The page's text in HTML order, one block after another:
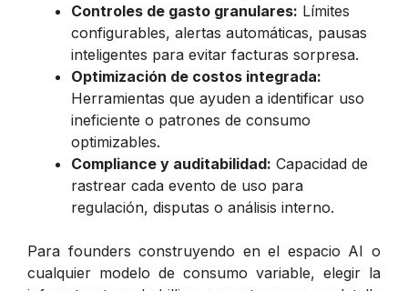
Controles de gasto granulares: Límites
configurables, alertas automáticas, pausas
inteligentes para evitar facturas sorpresa.
Optimización de costos integrada:
Herramientas que ayuden a identificar uso
ineficiente o patrones de consumo
optimizables.
Compliance y auditabilidad: Capacidad de
rastrear cada evento de uso para
regulación, disputas o análisis interno.
Para founders construyendo en el espacio AI o
cualquier modelo de consumo variable, elegir la